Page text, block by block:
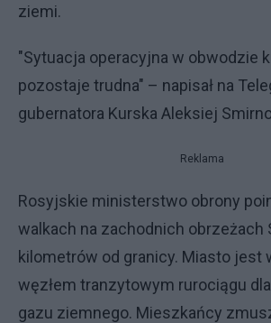
ziemi.
"Sytuacja operacyjna w obwodzie
pozostaje trudna" – napisał na
gubernatora Kurska Aleksiej
Reklama
Rosyjskie ministerstwo obrony
walkach na zachodnich obrzeżach
kilometrów od granicy. Miasto jest
węzłem tranzytowym rurociągu
gazu ziemnego. Mieszkańcy